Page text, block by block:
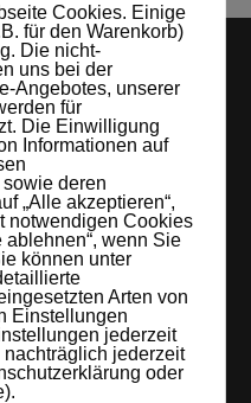
aller Art in
Alles da, was man
Kaffee. Folgt uns!
Cookies. Einige
für den Warenkorb)
Die nicht-
uns bei der
Angebotes, unserer
für
Die Einwilligung
Informationen auf
deren
„Alle akzeptieren“,
notwendigen Cookies
wenn Sie
können unter
Arten von
Einstellungen
jederzeit
jederzeit
oder